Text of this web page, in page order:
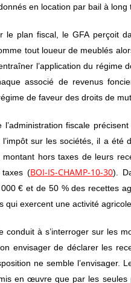
en location par bail à
le plan fiscal, le GFA perçoit
tout loueur de meublés
l’application du régime
associé de revenus
de faveur des droits de
l’administration fiscale
sur les sociétés, il a été
hors taxes de leurs
taxes (BOI-IS-CHAMP-10-30).
€ et de 50 % des recettes
qui exercent une activité
conduit à s’interroger sur les
envisager de déclarer les
ne semble l’envisager.
en œuvre que par les seules